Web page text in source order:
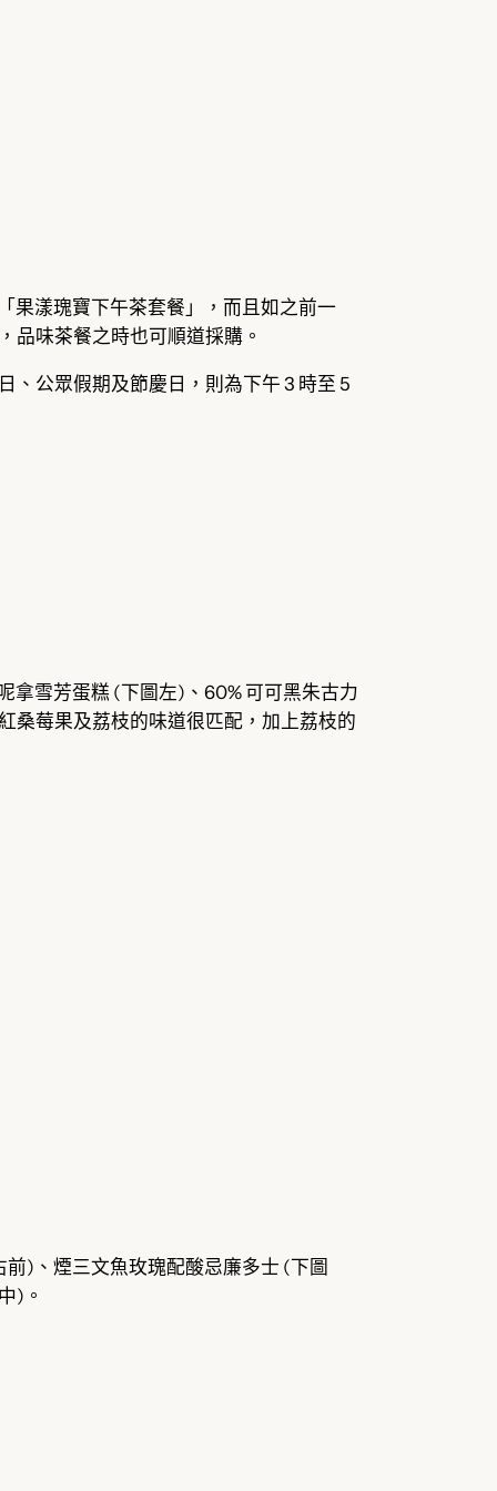
果漾瑰寶下午茶套餐」，而且如之前一
品味茶餐之時也可順道採購。
、公眾假期及節慶日，則為下午 3 時至 5
拿雪芳蛋糕 (下圖左)、60% 可可黑朱古力
桑莓果及荔枝的味道很匹配，加上荔枝的
)、煙三文魚玫瑰配酸忌廉多士 (下圖
)。